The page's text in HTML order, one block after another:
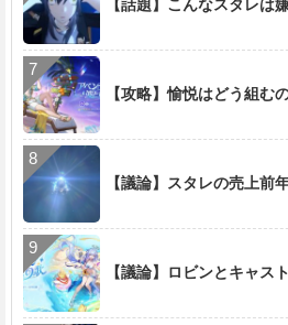
【話題】こんなスタレは
【攻略】愉悦はどう組む
【議論】スタレの売上前
【議論】ロビンとキャス